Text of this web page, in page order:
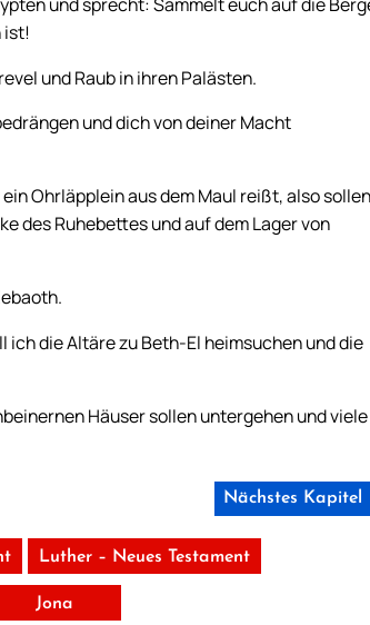
ist!
und Raub in ihren Palästen.
und dich von deiner Macht
Ohrläpplein aus dem Maul reißt, also sollen
des Ruhebettes und auf dem Lager von
ich die Altäre zu Beth-El heimsuchen und die
Häuser sollen untergehen und viele
Nächstes Kapitel
Luther – Neues Testament
Jona